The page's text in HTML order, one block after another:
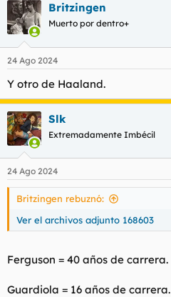
Britzingen
Muerto por dentro+
24 Ago 2024
Y otro de Haaland.
Slk
Extremadamente Imbécil
24 Ago 2024
Britzingen rebuznó:
Ver el archivos adjunto 168603
Ferguson = 40 años de carrera.
Guardiola = 16 años de carrera.